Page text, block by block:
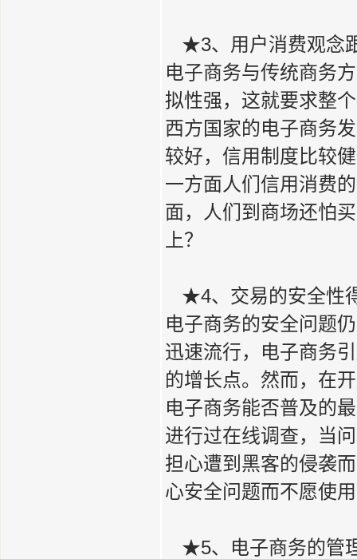
★3、用户消费观念
电子商务与传统商务
拟性强，这就要求整
西方国家的电子商务
较好，信用制度比较
一方面人们信用消费
面，人们到商场还怕
上？
★4、交易的安全性
电子商务的安全问题
迅速流行，电子商务
的增长点。然而，在
电子商务能否普及的
进行过在线调查，当
担心遭到黑客的侵袭
心安全问题而不愿使
★5、电子商务的管